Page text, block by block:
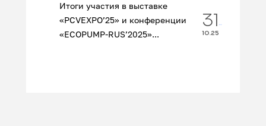
Итоги участия в выставке
«PCVEXPO’25» и конференции
«ECOPUMP‑RUS’2025»...
31
10.25